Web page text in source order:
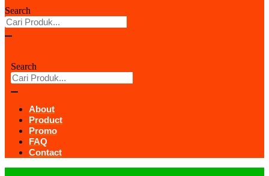
Search
Search
About
Product
Promo
FAQ
Contact